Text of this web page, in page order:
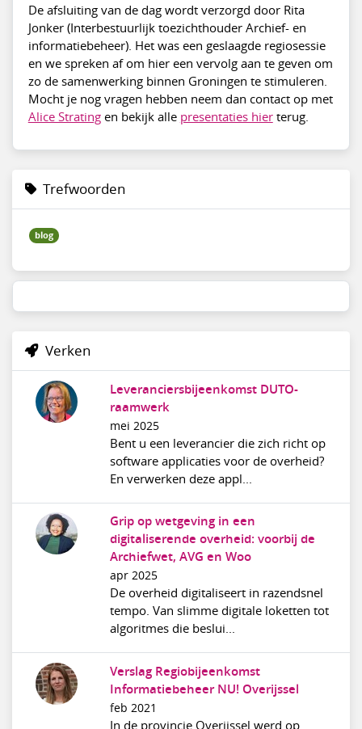
De afsluiting van de dag wordt verzorgd door Rita
Jonker (Interbestuurlijk toezichthouder Archief- en
informatiebeheer). Het was een geslaagde regiosessie
en we spreken af om hier een vervolg aan te geven om
zo de samenwerking binnen Groningen te stimuleren.
Mocht je nog vragen hebben neem dan contact op met
Alice Stratingen bekijk alle presentaties hierterug.
Trefwoorden
blog
Verken
Leveranciersbijeenkomst DUTO-
raamwerk
mei 2025
Bent u een leverancier die zich richt op
software applicaties voor de overheid?
En verwerken deze appl...
Grip op wetgeving in een
digitaliserende overheid: voorbij de
Archiefwet, AVG en Woo
apr 2025
De overheid digitaliseert in razendsnel
tempo. Van slimme digitale loketten tot
algoritmes die beslui...
Verslag Regiobijeenkomst
Informatiebeheer NU! Overijssel
feb 2021
In de provincie Overijssel werd op